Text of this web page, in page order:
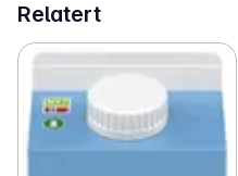
Relatert